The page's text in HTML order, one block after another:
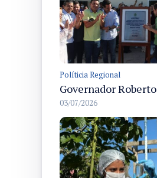
Políticia Regional
03/07/2026